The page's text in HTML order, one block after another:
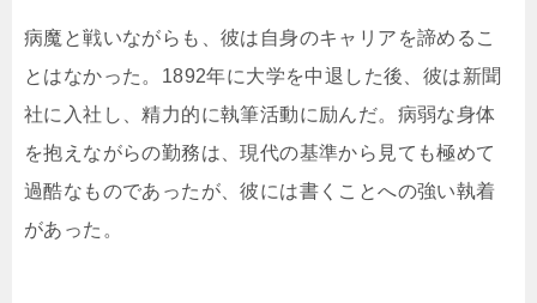
病魔と戦いながらも、彼は自身のキャリアを諦めるこ
とはなかった。1892年に大学を中退した後、彼は新聞
社に入社し、精力的に執筆活動に励んだ。病弱な身体
を抱えながらの勤務は、現代の基準から見ても極めて
過酷なものであったが、彼には書くことへの強い執着
があった。